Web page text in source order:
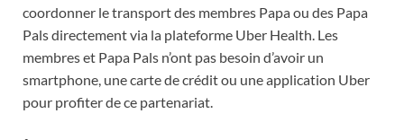
coordonner le transport des membres Papa ou des Papa
Pals directement via la plateforme Uber Health. Les
membres et Papa Pals n’ont pas besoin d’avoir un
smartphone, une carte de crédit ou une application Uber
pour profiter de ce partenariat.